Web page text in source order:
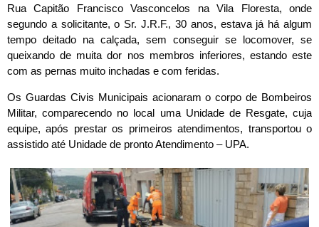
Rua Capitão Francisco Vasconcelos na Vila Floresta, onde
segundo a solicitante, o Sr. J.R.F., 30 anos, estava já há algum
tempo deitado na calçada, sem conseguir se locomover, se
queixando de muita dor nos membros inferiores, estando este
com as pernas muito inchadas e com feridas.
Os Guardas Civis Municipais acionaram o corpo de Bombeiros
Militar,comparecendo no local uma Unidade de Resgate, cuja
equipe, após prestar os primeiros atendimentos, transportou o
assistido até Unidade de pronto Atendimento – UPA.